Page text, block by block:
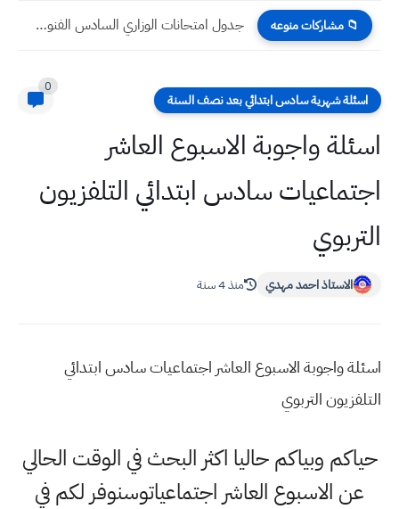
📁 مشاركات منوعه بالصور: سماء بغداد تتألق بظاهرة البرق خلال موجة الأمطار الغزيرة
اسئلة شهرية سادس ابتدائي بعد نصف السنة
0
اسئلة واجوبة الاسبوع العاشر
اجتماعيات سادس ابتدائي التلفزيون
التربوي
الاستاذ احمد مهدي منذ 4 سنة
اسئلة واجوبة الاسبوع العاشر اجتماعيات سادس ابتدائي
التلفزيون التربوي
حياكم وبياكم حاليا اكثر البحث في الوقت الحالي
عن الاسبوع العاشر اجتماعياتوسنوفر لكم في